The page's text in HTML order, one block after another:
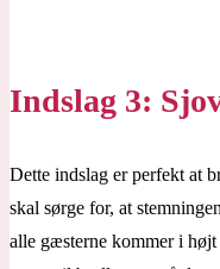
Indslag 3:
Dette indslag er perfekt at
skal sørge for, at
alle gæsterne kommer i